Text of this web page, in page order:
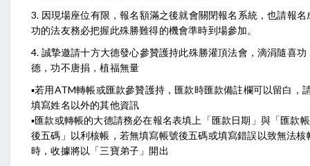
3. 因現場座位有限，報名額滿之後就會關閉報名系統，也請報名
功的法友務必把握此殊勝難得的機會準時到場參加。
4. 誠摯邀請十方大德發心參贊護持此殊勝灌頂法會，滴涓隨喜功
德，功不唐捐，植福無量
▪️若用ATM轉帳或匯款參贊護持，匯款時匯款備註欄可以留白，
填寫姓名以外的其他資訊
▪️匯款或轉帳的大德請務必在報名表填上「匯款日期」與「匯款
後五碼」以利核帳，若無填寫帳號後五碼或填寫錯誤以致無法核
時，收據將以「三寶弟子」開出